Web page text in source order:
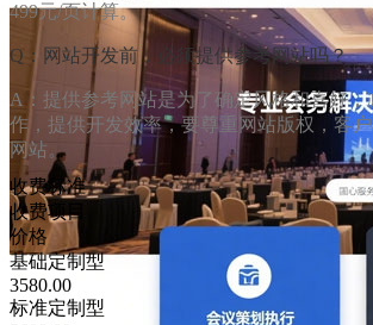
499元/页计算。
Q：网站开发前，必须提供参考网站吗？
A：提供参考网站是为了确定风格和喜好
作，提供开发效率，要尊重网站版权，客
网站。
收费标准
收费项目
价格
基础定制型
3580.00
标准定制型